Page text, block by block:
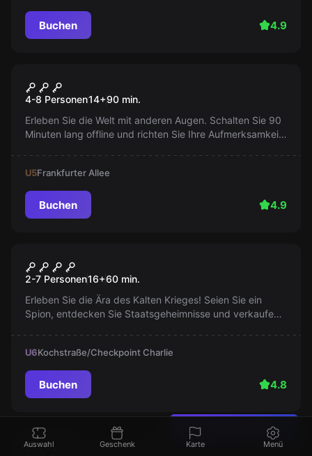
Buchen 4.9
Andere Welt
4-8 Personen14+90 min.
Erleben Sie die Welt mit anderen Augen. Schalten Sie 90
Minuten lang offline und richten Sie Ihre Aufmerksamkeit
U5Frankfurter Allee
Buchen 4.9
Checkpoint Charlie
2-7 Personen16+60 min.
Erleben Sie die Ära des Kalten Krieges! Seien Sie ein
Spion, entdecken Sie Staatsgeheimnisse und verkaufen
U6Kochstraße/Checkpoint Charlie
Buchen 4.8
Escape Room
Capture the Flag
Einen Fehler gefunden?
Auswahl Geschenk Karte Menü